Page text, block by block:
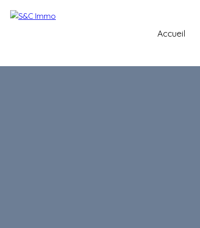
Accueil